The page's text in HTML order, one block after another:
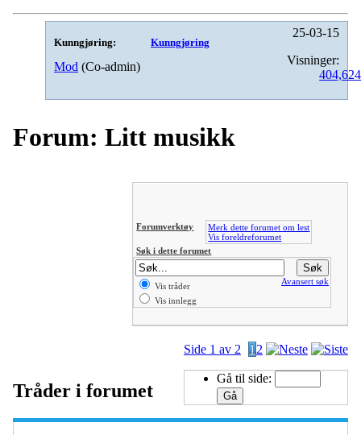
Kunngjøring: Kunngjøring
Mod (Co-admin)
25-03-15
Visninger:
404,624
Forum: Litt musikk
Forumverktøy
Merk dette forumet om lest
Vis foreldreforumet
Søk i dette forumet
Vis tråder
Vis innlegg
Avansert søk
Side 1 av 2 12
Gå til side:
Tråder i forumet